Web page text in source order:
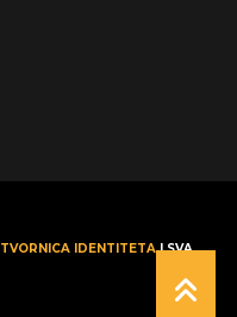
TVORNICA IDENTITETA| SVA